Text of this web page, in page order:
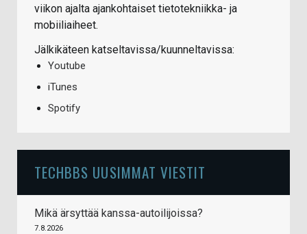
viikon ajalta ajankohtaiset tietotekniikka- ja
mobiiliaiheet.
Jälkikäteen katseltavissa/kuunneltavissa:
Youtube
iTunes
Spotify
TECHBBS UUSIMMAT VIESTIT
Mikä ärsyttää kanssa-autoilijoissa?
7.8.2026